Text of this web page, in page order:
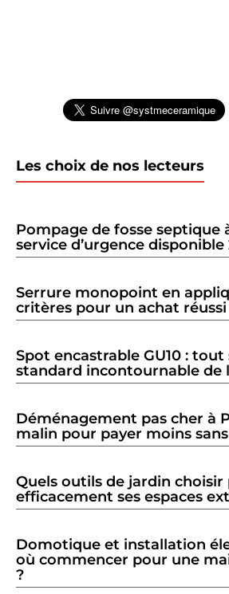
Les choix de nos lecteurs
Pompage de fosse septique
service d’urgence disponible
Serrure monopoint en
critères pour un achat réussi
Spot encastrable GU10 :
standard incontournable de
Déménagement pas cher à
malin pour payer moins
Quels outils de jardin
efficacement ses espaces
Domotique et installation
où commencer pour une
?